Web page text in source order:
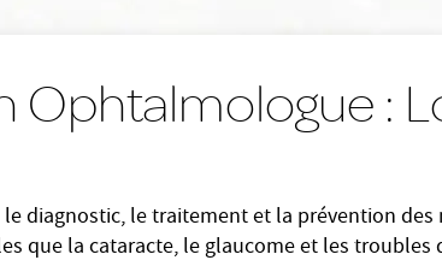
Ophtalmologue :
diagnostic, le traitement et la prévention des
que la cataracte, le glaucome et les troubles